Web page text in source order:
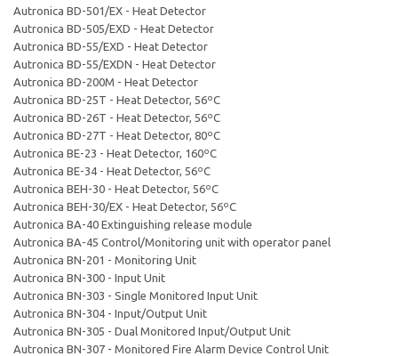
Autronica BD-501/EX - Heat Detector
Autronica BD-505/EXD - Heat Detector
Autronica BD-55/EXD - Heat Detector
Autronica BD-55/EXDN - Heat Detector
Autronica BD-200M - Heat Detector
Autronica BD-25T - Heat Detector, 56ºC
Autronica BD-26T - Heat Detector, 56ºC
Autronica BD-27T - Heat Detector, 80ºC
Autronica BE-23 - Heat Detector, 160ºC
Autronica BE-34 - Heat Detector, 56ºC
Autronica BEH-30 - Heat Detector, 56ºC
Autronica BEH-30/EX - Heat Detector, 56ºC
Autronica BA-40 Extinguishing release module
Autronica BA-45 Control/Monitoring unit with operator panel
Autronica BN-201 - Monitoring Unit
Autronica BN-300 - Input Unit
Autronica BN-303 - Single Monitored Input Unit
Autronica BN-304 - Input/Output Unit
Autronica BN-305 - Dual Monitored Input/Output Unit
Autronica BN-307 - Monitored Fire Alarm Device Control Unit